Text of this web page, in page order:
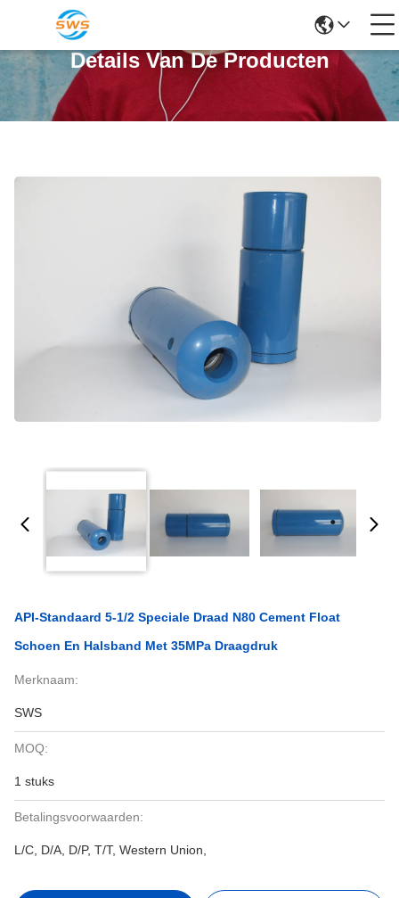
Details Van De Producten
API-Standaard 5-1/2 Speciale Draad N80 Cement Float
Schoen En Halsband Met 35MPa Draagdruk
Merknaam:
SWS
MOQ:
1 stuks
Betalingsvoorwaarden:
L/C, D/A, D/P, T/T, Western Union,